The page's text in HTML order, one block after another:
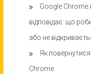
Google Chrome
відповідає: що
або не
Як повернутися
Chrome